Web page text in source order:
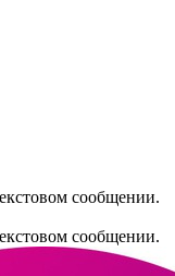
сообщении.
сообщении.